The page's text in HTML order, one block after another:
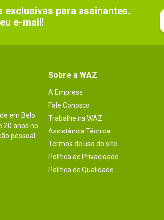
exclusivas para assinantes.
e-mail!
em Belo
20 anos no
pessoal
Sobre a WAZ
A Empresa
Fale Conosco
Trabalhe na WAZ
Assistência Técnica
Termos de uso do site
Política de Privacidade
Política de Qualidade